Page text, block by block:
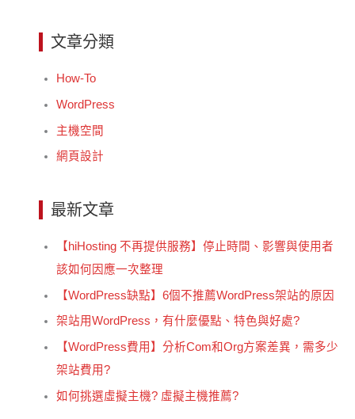
文章分類
How-To
WordPress
主機空間
網頁設計
最新文章
【hiHosting 不再提供服務】停止時間、影響與使用者
該如何因應一次整理
【WordPress缺點】6個不推薦WordPress架站的原因
架站用WordPress，有什麼優點、特色與好處?
【WordPress費用】分析Com和Org方案差異，需多少
架站費用?
如何挑選虛擬主機? 虛擬主機推薦?